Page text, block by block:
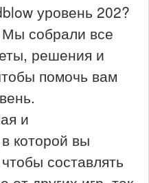
уровень 202?
собрали все
решения и
помочь вам
и
которой вы
составлять